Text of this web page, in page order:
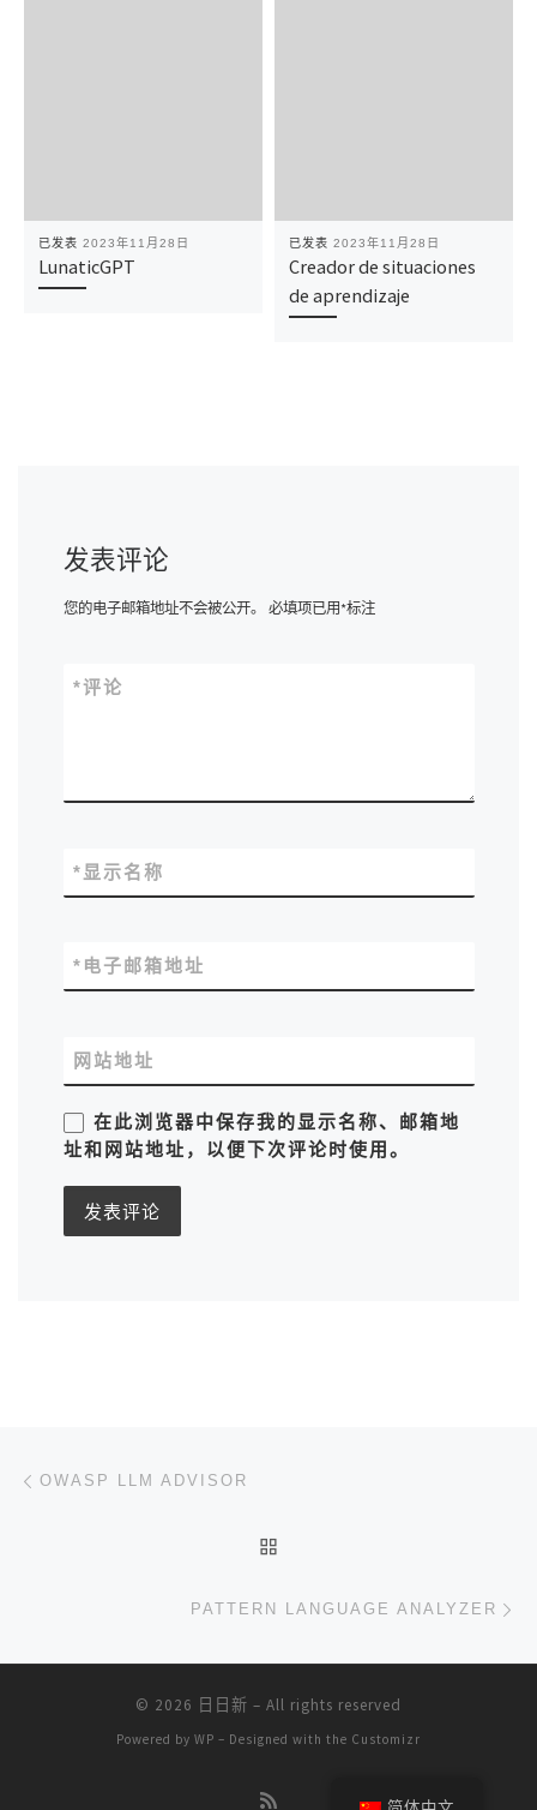
已发表 2023年11月28日
LunaticGPT
已发表 2023年11月28日
Creador de situaciones
de aprendizaje
发表评论
您的电子邮箱地址不会被公开。 必填项已用*标注
评论
*
显示名称
*
电子邮箱地址
*
网站地址
在此浏览器中保存我的显示名称、邮箱地
址和网站地址，以便下次评论时使用。
文章导航
OWASP LLM ADVISOR
PATTERN LANGUAGE ANALYZER
© 2026 日日新 – All rights reserved
Powered by WP – Designed with the Customizr